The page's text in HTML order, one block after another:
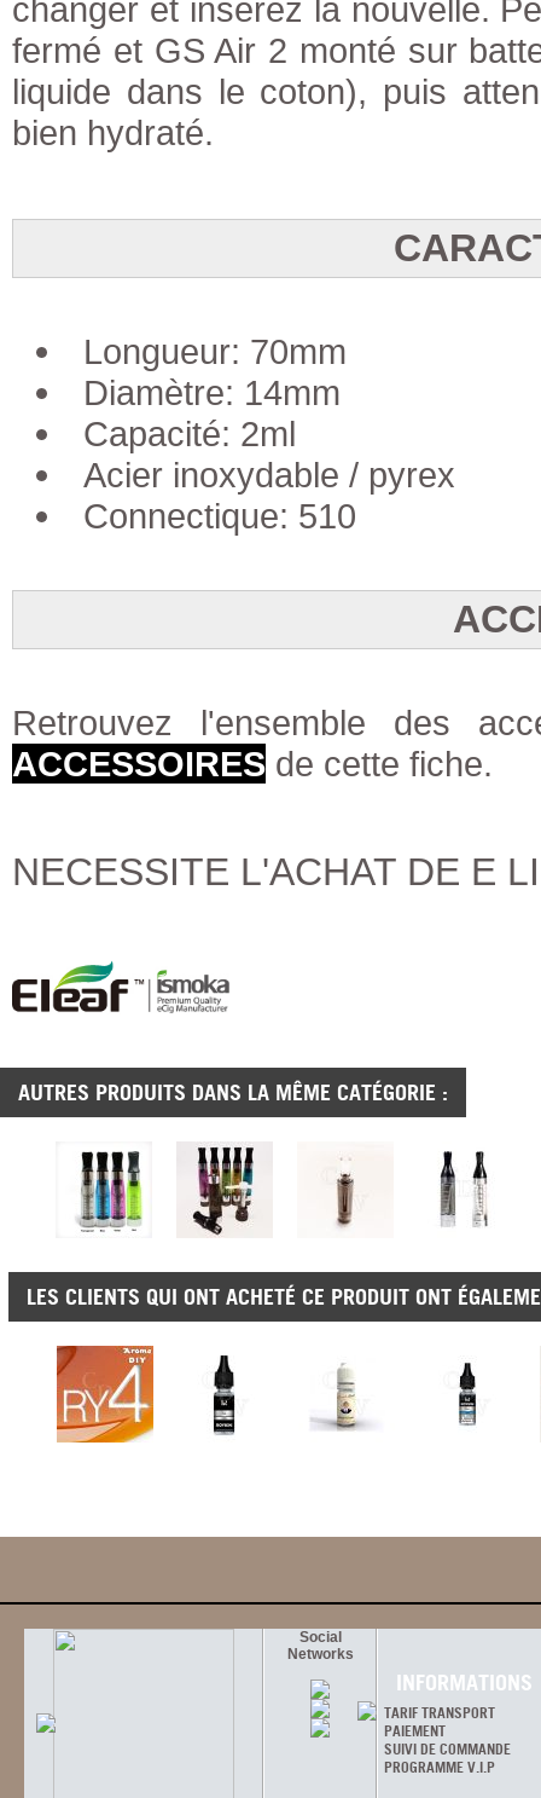
changer et insérez la nouvelle.
fermé et GS Air 2 monté sur
liquide dans le coton), puis
bien hydraté.
Longueur: 70mm
Diamètre: 14mm
Capacité: 2ml
Acier inoxydable / pyrex
Connectique: 510
Retrouvez l'ensemble des
ACCESSOIRES de cette fiche.
NECESSITE L'ACHAT DE E
AUTRES PRODUITS DANS LA MÊME CATÉGORIE :
LES CLIENTS QUI ONT ACHETÉ CE PRODUIT ONT
Social
Networks
INFORMATIONS
TARIF TRANSPORT
PAIEMENT
SUIVI DE COMMANDE
PROGRAMME V.I.P